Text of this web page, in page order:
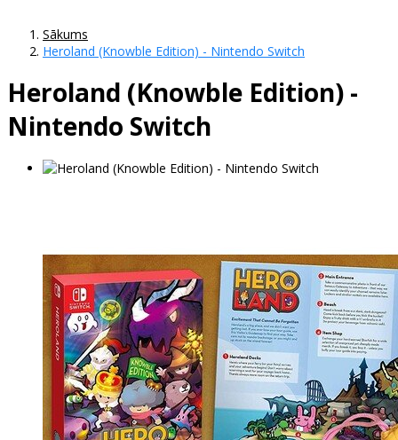
Sākums
Heroland (Knowble Edition) - Nintendo Switch
Heroland (Knowble Edition) -
Nintendo Switch